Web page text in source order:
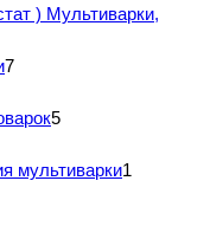
) Мультиварки,
7
5
мультиварки1